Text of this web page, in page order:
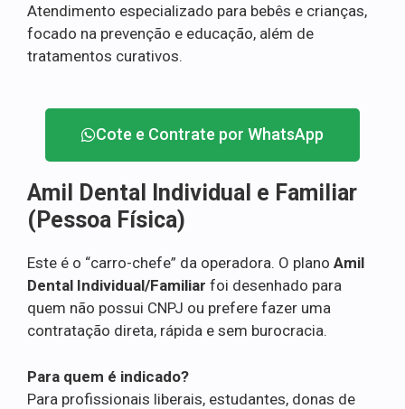
Atendimento especializado para bebês e crianças,
focado na prevenção e educação, além de
tratamentos curativos.
Cote e Contrate por WhatsApp
Amil Dental Individual e Familiar
(Pessoa Física)
Este é o “carro-chefe” da operadora. O plano Amil
Dental Individual/Familiar foi desenhado para
quem não possui CNPJ ou prefere fazer uma
contratação direta, rápida e sem burocracia.
Para quem é indicado?
Para profissionais liberais, estudantes, donas de